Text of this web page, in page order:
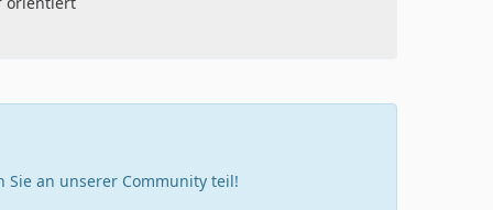
Sie an unserer Community teil!